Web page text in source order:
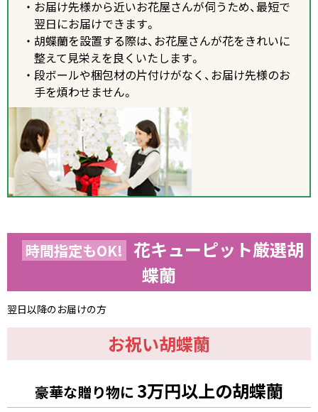
お届け先様から近いお花屋さんが伺うため、最短で
翌日にお届けできます。
胡蝶蘭を設置する際は、お花屋さんが花をきれいに
整えて見栄えを良くいたします。
段ボールや梱包材の片付けがなく、お届け先様のお
手を煩わせません。
時間指定もOK! 花キューピット厳選胡
蝶蘭
翌日以降のお届けの方
お祝い胡蝶蘭
豪華な贈り物に 3万円以上の胡蝶蘭